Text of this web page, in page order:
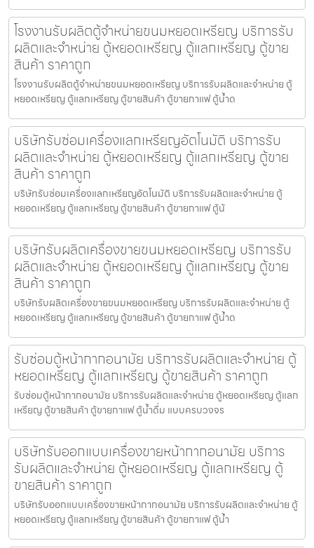
โรงงานรับผลิตตู้จำหน่ายขนมหยอดเหรียญ​ บริการรับ
ผลิตและจำหน่าย ตู้หยอดเหรียญ ตู้แลกเหรียญ ตู้ขาย
สินค้า ราคาถูก
โรงงานรับผลิตตู้จำหน่ายขนมหยอดเหรียญ​ บริการรับผลิตและจำหน่าย ตู้
หยอดเหรียญ ตู้แลกเหรียญ ตู้ขายสินค้า ตู้ขายกาแฟ ตู้น้ำด
บริษัทรับซ่อมเครื่องแลกเหรียญ​อัตโนมัติ บริการรับ
ผลิตและจำหน่าย ตู้หยอดเหรียญ ตู้แลกเหรียญ ตู้ขาย
สินค้า ราคาถูก
บริษัทรับซ่อมเครื่องแลกเหรียญ​อัตโนมัติ บริการรับผลิตและจำหน่าย ตู้
หยอดเหรียญ ตู้แลกเหรียญ ตู้ขายสินค้า ตู้ขายกาแฟ ตู้น้
บริษัทรับผลิตเครื่องขายขนมหยอดเหรียญ​ บริการรับ
ผลิตและจำหน่าย ตู้หยอดเหรียญ ตู้แลกเหรียญ ตู้ขาย
สินค้า ราคาถูก
บริษัทรับผลิตเครื่องขายขนมหยอดเหรียญ​ บริการรับผลิตและจำหน่าย ตู้
หยอดเหรียญ ตู้แลกเหรียญ ตู้ขายสินค้า ตู้ขายกาแฟ ตู้น้ำด
รับซ่อมตู้หน้ากากอนามัย บริการรับผลิตและจำหน่าย ตู้
หยอดเหรียญ ตู้แลกเหรียญ ตู้ขายสินค้า ราคาถูก
รับซ่อมตู้หน้ากากอนามัย บริการรับผลิตและจำหน่าย ตู้หยอดเหรียญ ตู้แลก
เหรียญ ตู้ขายสินค้า ตู้ขายกาแฟ ตู้น้ำดื่ม แบบครบวงจร
บริษัทรับออกแบบเครื่องขายหน้ากากอนามัย บริการ
รับผลิตและจำหน่าย ตู้หยอดเหรียญ ตู้แลกเหรียญ ตู้
ขายสินค้า ราคาถูก
บริษัทรับออกแบบเครื่องขายหน้ากากอนามัย บริการรับผลิตและจำหน่าย ตู้
หยอดเหรียญ ตู้แลกเหรียญ ตู้ขายสินค้า ตู้ขายกาแฟ ตู้น้ำ